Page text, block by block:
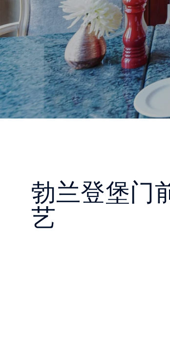
勃兰登堡门
艺